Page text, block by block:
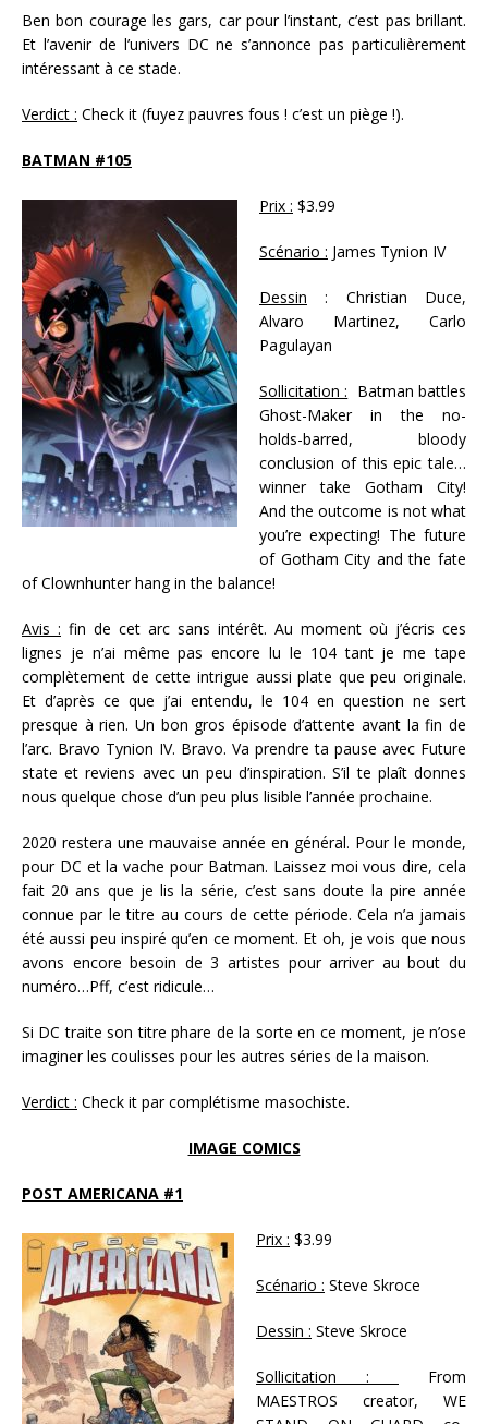
Ben bon courage les gars, car pour l’instant, c’est pas brillant.
Et l’avenir de l’univers DC ne s’annonce pas particulièrement
intéressant à ce stade.
Verdict : Check it (fuyez pauvres fous ! c’est un piège !).
BATMAN #105
Prix : $3.99
Scénario : James Tynion IV
Dessin : Christian Duce,
Alvaro Martinez, Carlo
Pagulayan
Sollicitation : Batman battles
Ghost-Maker in the no-
holds-barred, bloody
conclusion of this epic tale…
winner take Gotham City!
And the outcome is not what
you’re expecting! The future
of Gotham City and the fate
of Clownhunter hang in the balance!
Avis : fin de cet arc sans intérêt. Au moment où j’écris ces
lignes je n’ai même pas encore lu le 104 tant je me tape
complètement de cette intrigue aussi plate que peu originale.
Et d’après ce que j’ai entendu, le 104 en question ne sert
presque à rien. Un bon gros épisode d’attente avant la fin de
l’arc. Bravo Tynion IV. Bravo. Va prendre ta pause avec Future
state et reviens avec un peu d’inspiration. S’il te plaît donnes
nous quelque chose d’un peu plus lisible l’année prochaine.
2020 restera une mauvaise année en général. Pour le monde,
pour DC et la vache pour Batman. Laissez moi vous dire, cela
fait 20 ans que je lis la série, c’est sans doute la pire année
connue par le titre au cours de cette période. Cela n’a jamais
été aussi peu inspiré qu’en ce moment. Et oh, je vois que nous
avons encore besoin de 3 artistes pour arriver au bout du
numéro…Pff, c’est ridicule…
Si DC traite son titre phare de la sorte en ce moment, je n’ose
imaginer les coulisses pour les autres séries de la maison.
Verdict : Check it par complétisme masochiste.
IMAGE COMICS
POST AMERICANA #1
Prix : $3.99
Scénario : Steve Skroce
Dessin : Steve Skroce
Sollicitation :
From
MAESTROS creator, WE